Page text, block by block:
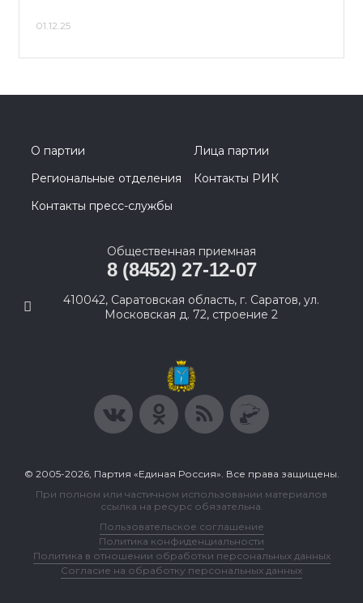
01.12.25
О партии
Лица партии
Региональные отделения
Контакты РИК
Контакты пресс-службы
Общественная приемная
8 (8452) 27-12-07
410042, Саратовская область, г. Саратов, ул.
Московская д. 72, строение 2
© 2005-2026, Партия «Единая Россия». Все права защищены.
При полном или частичном использовании материалов
ссылка на ресурс обязательна.
Пользовательское соглашение
Политика конфиденциальности
Политика в отношении обработки персональных данных
Согласие на обработку персональных данных